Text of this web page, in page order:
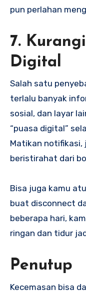
pun perlahan
7.
Digital
Salah satu
terlalu banyak
sosial, dan layar
“puasa digital”
Matikan notifikasi,
beristirahat dari
Bisa juga kamu
buat disconnect
beberapa hari,
ringan dan tidur
Penutup
Kecemasan bisa